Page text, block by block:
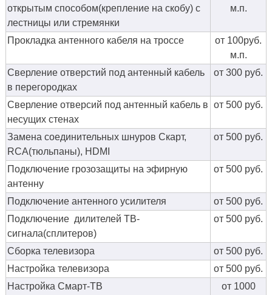
открытым способом(крепление на скобу) с
лестницы или стремянки
м.п.
Прокладка антенного кабеля на троссе
от 100руб.
м.п.
Сверление отверстий под антенный кабель
в перегородках
от 300 руб.
Сверление отверсий под антенный кабель в
несущих стенах
от 500 руб.
Замена соединительных шнуров Скарт,
RCA(тюльпаны), HDMI
от 500 руб.
Подключение грозозащиты на эфирную
антенну
от 500 руб.
Подключение антенного усилителя
от 500 руб.
Подключение дилителей ТВ-
сигнала(сплитеров)
от 500 руб.
Сборка телевизора
от 500 руб.
Настройка телевизора
от 500 руб.
Настройка Смарт-ТВ
от 1000